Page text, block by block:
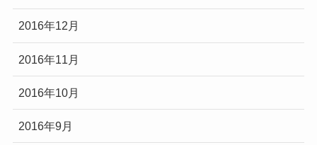
2016年12月
2016年11月
2016年10月
2016年9月